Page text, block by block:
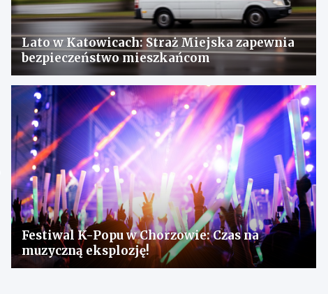
Lato w Katowicach: Straż Miejska zapewnia
bezpieczeństwo mieszkańcom
Festiwal K-Popu w Chorzowie: Czas na
muzyczną eksplozję!